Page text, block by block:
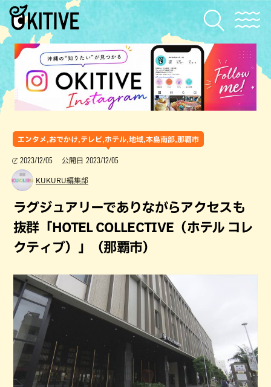
エンタメ,おでかけ,テレビ,ホテル,地域,本島南部,那覇市
2023/12/05 公開日 2023/12/05
KUKURU編集部
ラグジュアリーでありながらアクセスも
抜群「HOTEL COLLECTIVE（ホテル コレ
クティブ）」（那覇市）